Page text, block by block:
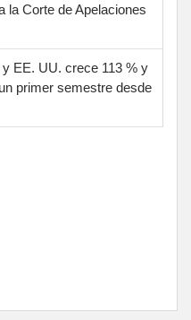
la Corte de Apelaciones
EE. UU. crece 113 % y
primer semestre desde